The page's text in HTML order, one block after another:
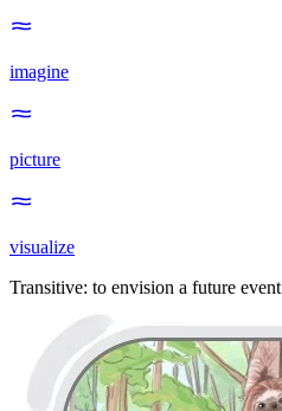
imagine
picture
visualize
Transitive: to envision a future event